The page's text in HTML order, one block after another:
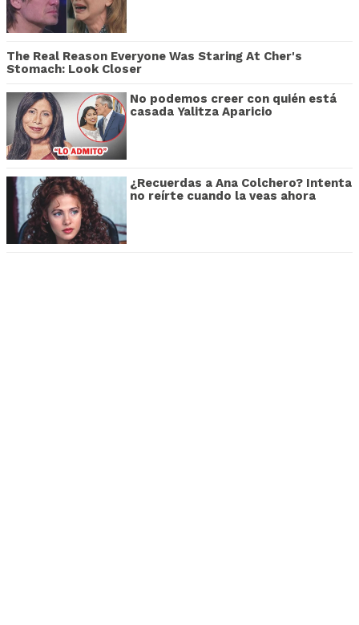
The Real Reason Everyone Was Staring At Cher's
Stomach: Look Closer
No podemos creer con quién está
casada Yalitza Aparicio
¿Recuerdas a Ana Colchero? Intenta
no reírte cuando la veas ahora